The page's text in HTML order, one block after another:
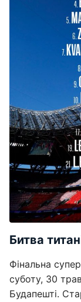
Битва
Фінальна
суботу, 30
Будапешті.